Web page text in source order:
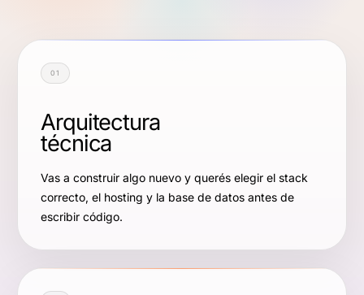
01
Arquitectura
técnica
Vas a construir algo nuevo y querés elegir el stack
correcto, el hosting y la base de datos antes de
escribir código.